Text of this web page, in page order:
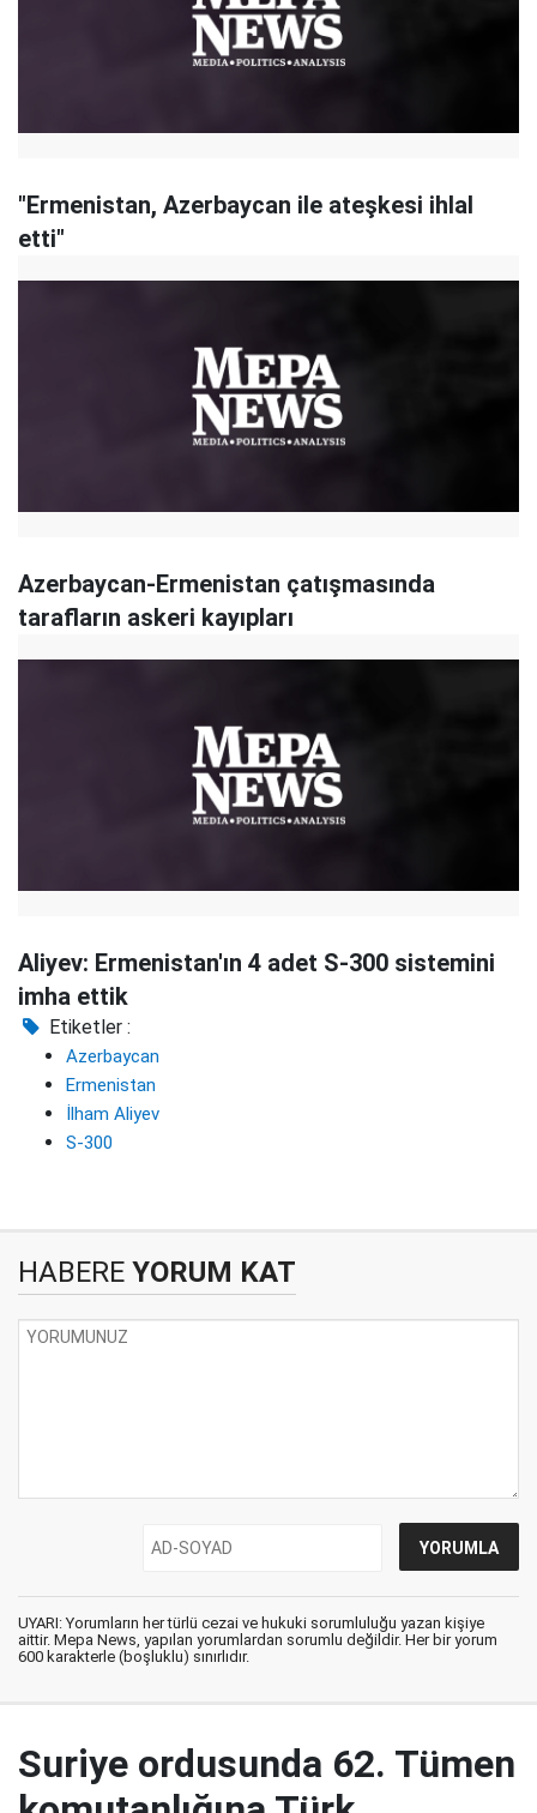
"Ermenistan, Azerbaycan ile ateşkesi ihlal
etti"
Azerbaycan-Ermenistan çatışmasında
tarafların askeri kayıpları
Aliyev: Ermenistan'ın 4 adet S-300 sistemini
imha ettik
Etiketler :
Azerbaycan
Ermenistan
İlham Aliyev
S-300
HABERE YORUM KAT
UYARI: Yorumların her türlü cezai ve hukuki sorumluluğu yazan kişiye
aittir. Mepa News, yapılan yorumlardan sorumlu değildir. Her bir yorum
600 karakterle (boşluklu) sınırlıdır.
Suriye ordusunda 62. Tümen